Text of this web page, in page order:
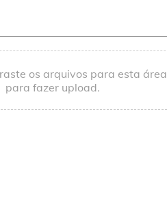
os arquivos para esta área
para fazer upload.